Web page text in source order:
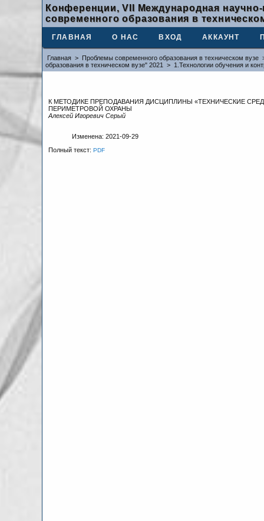
Конференции, VII Международная
современного образования в
ГЛАВНАЯ О НАС ВХОД АККАУНТ
Главная > Проблемы современного образования в техническом вузе
образования в техническом вузе" 2021
> 1.Технологии обучения и
К МЕТОДИКЕ ПРЕПОДАВАНИЯ ДИСЦИПЛИНЫ «ТЕХНИЧЕСКИЕ
ПЕРИМЕТРОВОЙ ОХРАНЫ
Алексей Игоревич Серый
Изменена: 2021-09-29
Полный текст:PDF